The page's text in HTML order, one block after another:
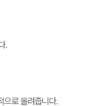
.
으로 올려줍니다.